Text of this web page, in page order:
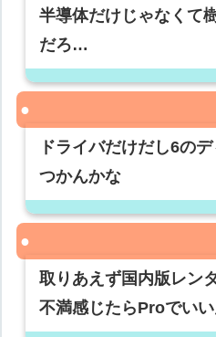
半導体だけじゃなくて
だろ…
ドライバだけだし6の
つかんかな
取りあえず国内版レン
不満感じたらProでい